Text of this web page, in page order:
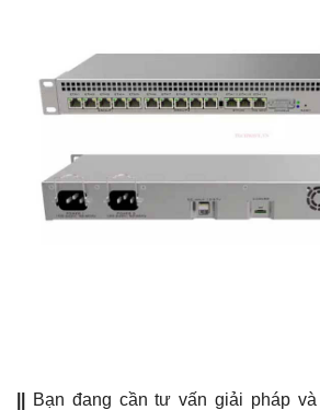
Bạn đang cần tư vấn giải pháp và